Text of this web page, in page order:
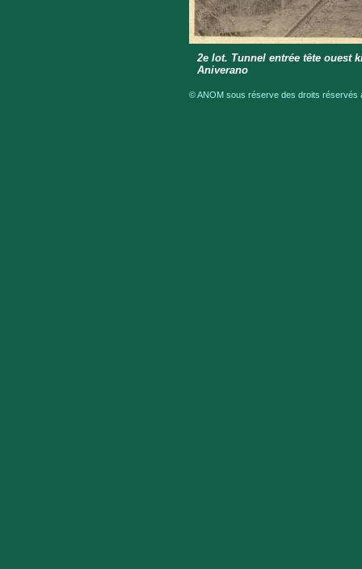
2e lot. Tunnel entrée tête ouest
Aniverano
© ANOM sous réserve des droits réservés